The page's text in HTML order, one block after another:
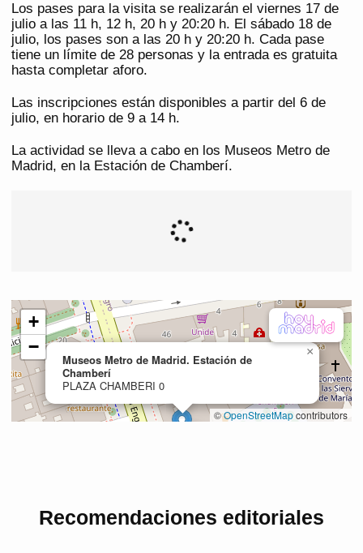
Los pases para la visita se realizarán el viernes 17 de
julio a las 11 h, 12 h, 20 h y 20:20 h. El sábado 18 de
julio, los pases son a las 20 h y 20:20 h. Cada pase
tiene un límite de 28 personas y la entrada es gratuita
hasta completar aforo.
Las inscripciones están disponibles a partir del 6 de
julio, en horario de 9 a 14 h.
La actividad se lleva a cabo en los Museos Metro de
Madrid, en la Estación de Chamberí.
Recomendaciones editoriales